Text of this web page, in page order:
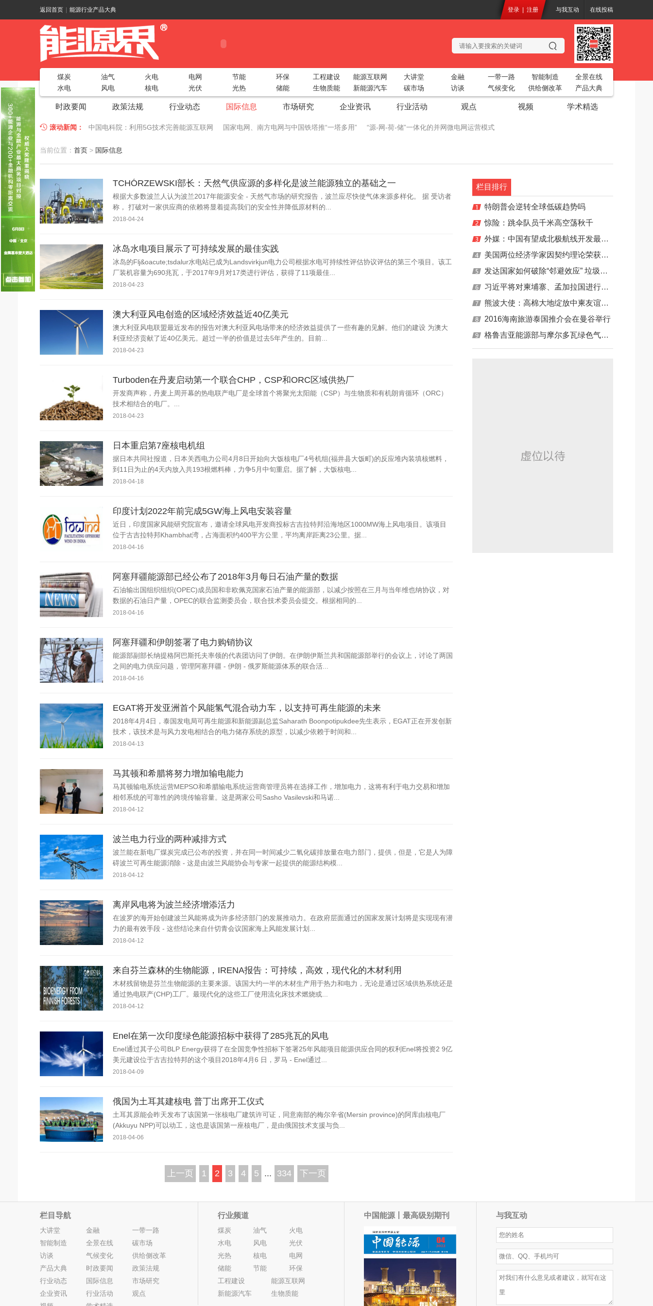
返回首页 能源行业产品大典 登录 注册 与我互动 在线投稿
煤炭 油气 火电 电网 节能 环保 工程建设 能源互联网 大讲堂 金融 一带一路 智能制造
全景在线
水电
风电 核电 光伏 光热 储能 生物质能 新能源汽车 碳市场 访谈 气候变化 供给侧改革 产品大典
时政要闻 政策法规 行业动态 国际信息 市场研究 企业资讯 行业活动 观点 视频 学术精选
滚动新闻： 中国电科院：利用5G技术完善能源互联网 国家电网、南方电网与中国铁塔推“一塔多用” “源-网-荷-储”一体化的并网微电网运营模式
江苏车牛山岛智能微电网验收投运
因储能而智慧，为储能而创新——第五届国际储能峰会重磅出击！ 2018中部太阳能光伏展湖北地区动员会圆满召开 2018中国烘干创新大会
低温冷凝技术助力大气污染防治，打造清洁型绿色工业 广州新能源汽车生态产业链展5月9日开幕 各大领军企业共聚一堂
碧桂园打造新能源汽车小镇 构筑电动汽车生态圈 新疆兵团推广太阳能电子自动化节水灌溉 成都院中标鱼跳水电站生态基流工程设计项目
国家电网入局区块链 打造国家级能源互联网 核电已成中国东部沿海地区主力清洁能源
何仲辉:让高质量成为水电发展的新旗帜 解析氢能与储氢技术的发展前景
当前位置： 首页 > 国际信息
TCHÓRZEWSKI部长：天然气供应源的多样化是波兰能源独立的基础之一
根据大多数波兰人认为波兰2017年能源安全 - 天然气市场的研究报告，波兰应尽快使气体来源多样化。 据 受访者
称， 打破对一家供应商的依赖将显着提高我们的安全性并降低原材料的...
2018-04-24
冰岛水电项目展示了可持续发展的最佳实践
冰岛的Flj&oacute;tsdalur水电站已成为Landsvirkjun电力公司根据水电可持续性评估协议评估的第三个项目。该工
厂装机容量为690兆瓦，于2017年9月对17类进行评估，获得了11项最佳...
2018-04-23
澳大利亚风电创造的区域经济效益近40亿美元
澳大利亚风电联盟最近发布的报告对澳大利亚风电场带来的经济效益提供了一些有趣的见解。他们的建设 为澳大
利亚经济贡献了近40亿美元。超过一半的价值是过去5年产生的。目前...
2018-04-23
Turboden在丹麦启动第一个联合CHP，CSP和ORC区域供热厂
开发商声称，丹麦上周开幕的热电联产电厂是全球首个将聚光太阳能（CSP）与生物质和有机朗肯循环（ORC）
技术相结合的电厂。...
2018-04-23
日本重启第7座核电机组
据日本共同社报道，日本关西电力公司4月8日开始向大饭核电厂4号机组(福井县大饭町)的反应堆内装填核燃料，
到11日为止的4天内放入共193根燃料棒，力争5月中旬重启。据了解，大饭核电...
2018-04-18
印度计划2022年前完成5GW海上风电安装容量
近日，印度国家风能研究院宣布，邀请全球风电开发商投标古吉拉特邦沿海地区1000MW海上风电项目。该项目
位于古吉拉特邦Khambhat湾，占海面积约400平方公里，平均离岸距离23公里。据...
2018-04-16
阿塞拜疆能源部已经公布了2018年3月每日石油产量的数据
石油输出国组织组织(OPEC)成员国和非欧佩克国家石油产量的能源部，以减少按照在三月与当年维也纳协议，对
数据的石油日产量，OPEC的联合监测委员会，联合技术委员会提交。根据相同的...
2018-04-16
阿塞拜疆和伊朗签署了电力购销协议
能源部副部长纳提格阿巴斯托夫率领的代表团访问了伊朗。在伊朗伊斯兰共和国能源部举行的会议上，讨论了两国
之间的电力供应问题，管理阿塞拜疆 - 伊朗 - 俄罗斯能源体系的联合活...
2018-04-16
EGAT将开发亚洲首个风能氢气混合动力车，以支持可再生能源的未来
2018年4月4日，泰国发电局可再生能源和新能源副总监Saharath Boonpotipukdee先生表示，EGAT正在开发创新
技术，该技术是与风力发电相结合的电力储存系统的原型，以减少依赖于时间和...
2018-04-13
马其顿和希腊将努力增加输电能力
马其顿输电系统运营MEPSO和希腊输电系统运营商管理员将在选择工作，增加电力，这将有利于电力交易和增加
相邻系统的可靠性的跨境传输容量。这是两家公司Sasho Vasilevski和马诺...
2018-04-12
波兰电力行业的两种减排方式
波兰能在新电厂煤炭完成已公布的投资，并在同一时间减少二氧化碳排放量在电力部门，提供，但是，它是人为障
碍波兰可再生能源消除 - 这是由波兰风能协会与专家一起提供的能源结构模...
2018-04-12
离岸风电将为波兰经济增添活力
在波罗的海开始创建波兰风能将成为许多经济部门的发展推动力。在政府层面通过的国家发展计划将是实现现有潜
力的最有效手段 - 这些结论来自什切青会议国家海上风能发展计划...
2018-04-12
来自芬兰森林的生物能源，IRENA报告：可持续，高效，现代化的木材利用
木材残留物是芬兰生物能源的主要来源。该国大约一半的木材生产用于热力和电力，无论是通过区域供热系统还是
通过热电联产(CHP)工厂。最现代化的这些工厂使用流化床技术燃烧或...
2018-04-12
Enel在第一次印度绿色能源招标中获得了285兆瓦的风电
Enel通过其子公司BLP Energy获得了在全国竞争性招标下签署25年风能项目能源供应合同的权利Enel将投资2 9亿
美元建设位于古吉拉特邦的这个项目2018年4月6 日，罗马 - Enel通过...
2018-04-09
俄国为土耳其建核电 普丁出席开工仪式
土耳其原能会昨天发布了该国第一张核电厂建筑许可证，同意南部的梅尔辛省(Mersin province)的阿库由核电厂
(Akkuyu NPP)可以动工，这也是该国第一座核电厂，是由俄国技术支援与负...
2018-04-06
上一页 1 2 3 4 5 ... 334 下一页
栏目排行
特朗普会逆转全球低碳趋势吗
惊险：跳伞队员千米高空荡秋千
外媒：中国有望成北极航线开发最大受益者
美国两位经济学家因契约理论荣获诺奖
发达国家如何破除“邻避效应” 垃圾厂利益共享
习近平将对柬埔寨、孟加拉国进行国事访问
并出席在印度果阿举行的金砖国家领导人第八次会晤熊波大使：高棉大地绽放中柬友谊之花
2016海南旅游泰国推介会在曼谷举行
格鲁吉亚能源部与摩尔多瓦绿色气候基金签署的合作备忘录
栏目导航
大讲堂 金融
一带一路
智能制造
全景在线
碳市场
访谈
气候变化
供给侧改革
产品大典
时政要闻
政策法规
行业动态
国际信息
市场研究
企业资讯
行业活动
观点
行业频道
煤炭 油气
火电
水电
风电
光伏
光热
核电
电网
储能
节能
环保
工程建设
能源互联网
新能源汽车
生物质能
中国能源丨最高级别期刊 与我互动